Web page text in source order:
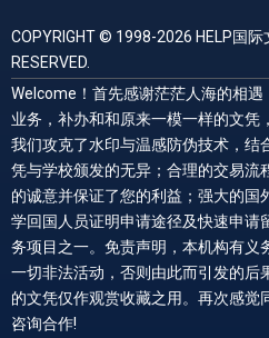
COPYRIGHT © 1998-2026 HELP国际
RESERVED.
Welcome！首先感谢茫茫人海的相
业务，补办和和原来一模一样的文凭
我们攻克了水印与温感防伪技术，结
凭与学校颁发的无异；合理的交易流
的诚意并保证了您的利益；强大的国
学回国人员证明申请途径及快速申请
务项目之一。免责声明，本机构有义
一切非法活动，否则由此而引发的后
的文凭仅作观赏收藏之用。再次感觉
咨询合作!